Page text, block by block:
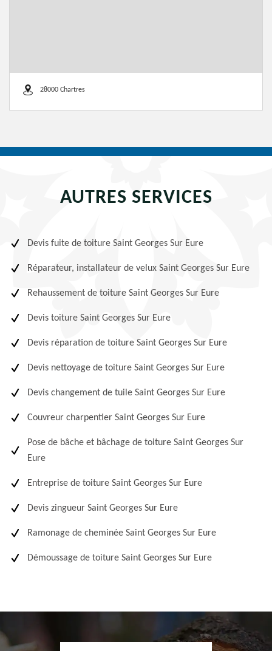
28000 Chartres
AUTRES SERVICES
Devis fuite de toiture Saint Georges Sur Eure
Réparateur, installateur de velux Saint Georges Sur Eure
Rehaussement de toiture Saint Georges Sur Eure
Devis toiture Saint Georges Sur Eure
Devis réparation de toiture Saint Georges Sur Eure
Devis nettoyage de toiture Saint Georges Sur Eure
Devis changement de tuile Saint Georges Sur Eure
Couvreur charpentier Saint Georges Sur Eure
Pose de bâche et bâchage de toiture Saint Georges Sur
Eure
Entreprise de toiture Saint Georges Sur Eure
Devis zingueur Saint Georges Sur Eure
Ramonage de cheminée Saint Georges Sur Eure
Démoussage de toiture Saint Georges Sur Eure